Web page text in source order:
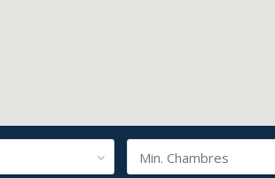
Min. Chambres